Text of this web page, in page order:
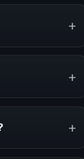
+
+
+